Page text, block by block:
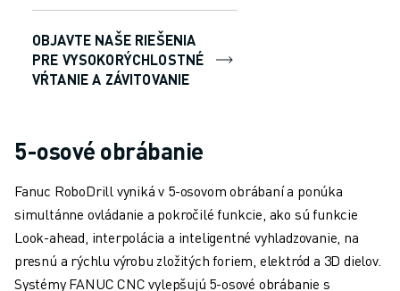
OBJAVTE NAŠE RIEŠENIA
PRE VYSOKORÝCHLOSTNÉ
VŔTANIE A ZÁVITOVANIE
5-osové obrábanie
Fanuc RoboDrill vyniká v 5-osovom obrábaní a ponúka
simultánne ovládanie a pokročilé funkcie, ako sú funkcie
Look-ahead, interpolácia a inteligentné vyhladzovanie, na
presnú a rýchlu výrobu zložitých foriem, elektród a 3D dielov.
Systémy FANUC CNC vylepšujú 5-osové obrábanie s